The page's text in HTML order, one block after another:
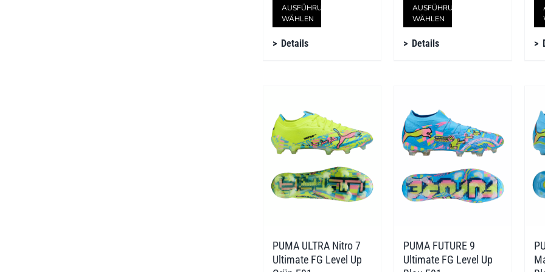
AUSFÜHRUNG
WÄHLEN
Dieses
Produkt
auf.
Die
Optionen
können
auf
Produktseite
Details
AUSFÜHRUNG
WÄHLEN
Dieses
Produkt
auf.
Die
Optionen
können
auf
Produktseite
Details
PUMA ULTRA Nitro 7
Ultimate FG Level Up
PUMA FUTURE 9
Ultimate FG Level Up